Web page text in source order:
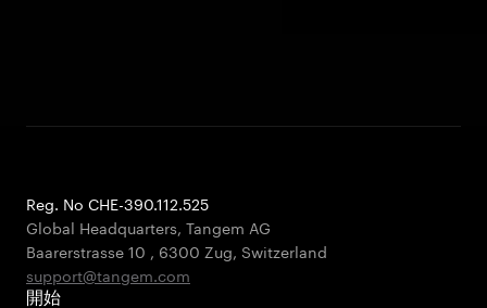
Reg. No CHE-390.112.525
Global Headquarters, Tangem AG
Baarerstrasse 10 , 6300 Zug, Switzerland
support@tangem.com
開始